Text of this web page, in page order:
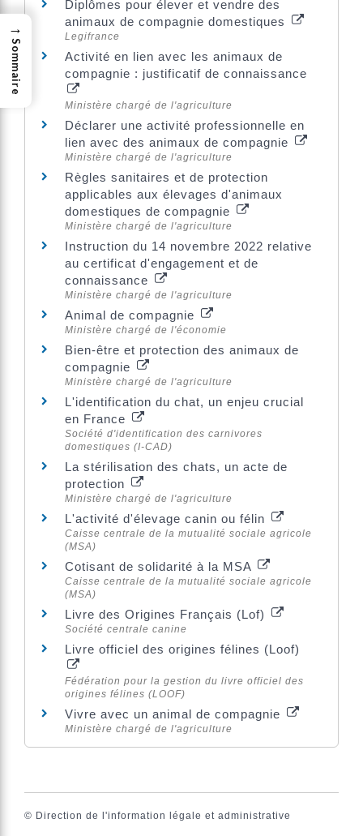
Diplômes pour élever et vendre des
animaux de compagnie domestiques
Legifrance
Activité en lien avec les animaux de
compagnie : justificatif de connaissance
Ministère chargé de l'agriculture
Déclarer une activité professionnelle en
lien avec des animaux de compagnie
Ministère chargé de l'agriculture
Règles sanitaires et de protection
applicables aux élevages d'animaux
domestiques de compagnie
Ministère chargé de l'agriculture
Instruction du 14 novembre 2022 relative
au certificat d'engagement et de
connaissance
Ministère chargé de l'agriculture
Animal de compagnie
Ministère chargé de l'économie
Bien-être et protection des animaux de
compagnie
Ministère chargé de l'agriculture
L'identification du chat, un enjeu crucial
en France
Société d'identification des carnivores
domestiques (I-CAD)
La stérilisation des chats, un acte de
protection
Ministère chargé de l'agriculture
L'activité d'élevage canin ou félin
Caisse centrale de la mutualité sociale agricole
(MSA)
Cotisant de solidarité à la MSA
Caisse centrale de la mutualité sociale agricole
(MSA)
Livre des Origines Français (Lof)
Société centrale canine
Livre officiel des origines félines (Loof)
Fédération pour la gestion du livre officiel des
origines félines (LOOF)
Vivre avec un animal de compagnie
Ministère chargé de l'agriculture
© Direction de l'information légale et administrative
→
Sommaire